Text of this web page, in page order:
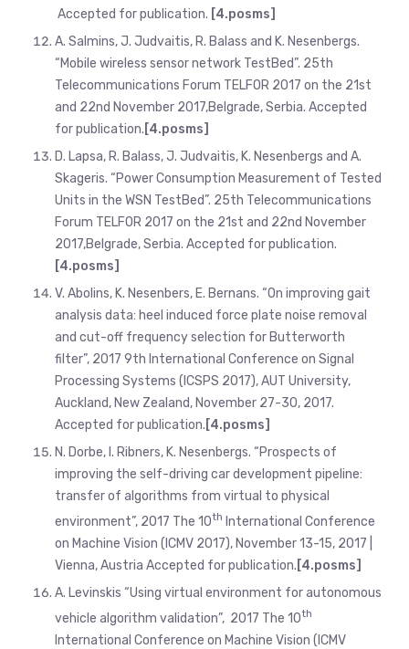
Accepted for publication. [4.posms]
A. Salmins, J. Judvaitis, R. Balass and K. Nesenbergs.
“Mobile wireless sensor network TestBed”. 25th
Telecommunications Forum TELFOR 2017 on the 21st
and 22nd November 2017,Belgrade, Serbia. Accepted
for publication. [4.posms]
D. Lapsa, R. Balass, J. Judvaitis, K. Nesenbergs and A.
Skageris. “Power Consumption Measurement of Tested
Units in the WSN TestBed”. 25th Telecommunications
Forum TELFOR 2017 on the 21st and 22nd November
2017,Belgrade, Serbia. Accepted for publication.
[4.posms]
V. Abolins, K. Nesenbers, E. Bernans. “On improving gait
analysis data: heel induced force plate noise removal
and cut-off frequency selection for Butterworth
filter”, 2017 9th International Conference on Signal
Processing Systems (ICSPS 2017), AUT University,
Auckland, New Zealand, November 27-30, 2017.
Accepted for publication. [4.posms]
N. Dorbe, I. Ribners, K. Nesenbergs. “Prospects of
improving the self-driving car development pipeline:
transfer of algorithms from virtual to physical
environment”, 2017 The 10th International Conference
on Machine Vision (ICMV 2017), November 13-15, 2017 |
Vienna, Austria Accepted for publication. [4.posms]
A. Levinskis “Using virtual environment for autonomous
vehicle algorithm validation”, 2017 The 10th
International Conference on Machine Vision (ICMV